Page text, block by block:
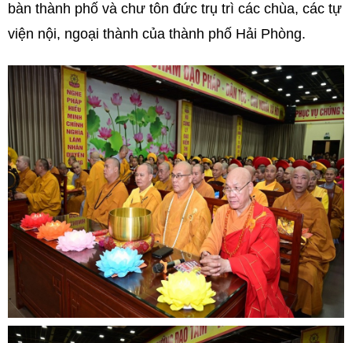
bàn thành phố và chư tôn đức trụ trì các chùa, các tự
viện nội, ngoại thành của thành phố Hải Phòng.